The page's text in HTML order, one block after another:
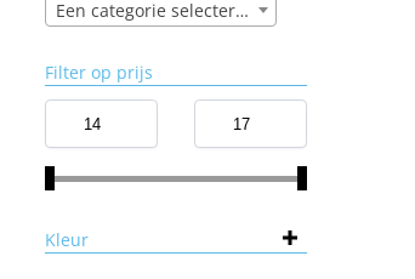
Een categorie selecteren
Filter op prijs
Kleur